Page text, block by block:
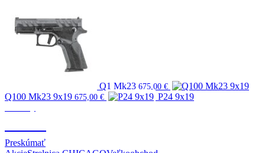
Q1 Mk23 675,00 €
Q100 Mk23 9x19 675,00 €
P24 9x19
Preskúmať